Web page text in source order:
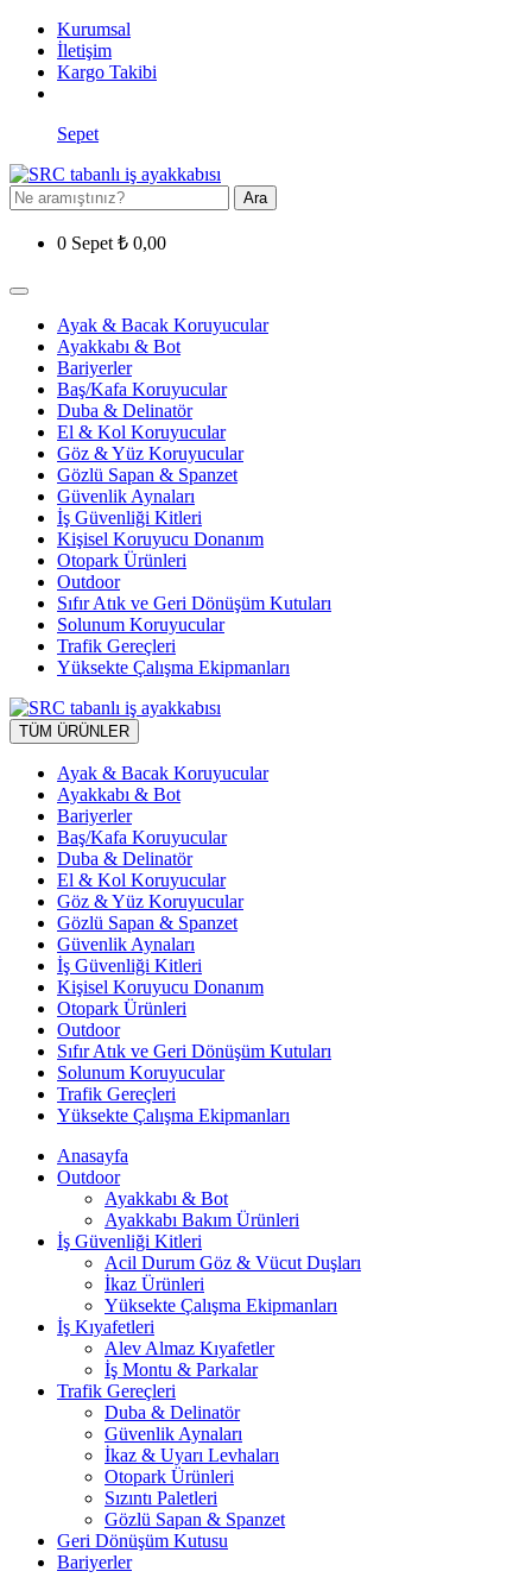
Kurumsal
İletişim
Kargo Takibi
Sepet
Ara
0 Sepet ₺ 0,00
Ayak & Bacak Koruyucular
Ayakkabı & Bot
Bariyerler
Baş/Kafa Koruyucular
Duba & Delinatör
El & Kol Koruyucular
Göz & Yüz Koruyucular
Gözlü Sapan & Spanzet
Güvenlik Aynaları
İş Güvenliği Kitleri
Kişisel Koruyucu Donanım
Otopark Ürünleri
Outdoor
Sıfır Atık ve Geri Dönüşüm Kutuları
Solunum Koruyucular
Trafik Gereçleri
Yüksekte Çalışma Ekipmanları
TÜM ÜRÜNLER
Ayak & Bacak Koruyucular
Ayakkabı & Bot
Bariyerler
Baş/Kafa Koruyucular
Duba & Delinatör
El & Kol Koruyucular
Göz & Yüz Koruyucular
Gözlü Sapan & Spanzet
Güvenlik Aynaları
İş Güvenliği Kitleri
Kişisel Koruyucu Donanım
Otopark Ürünleri
Outdoor
Sıfır Atık ve Geri Dönüşüm Kutuları
Solunum Koruyucular
Trafik Gereçleri
Yüksekte Çalışma Ekipmanları
Anasayfa
Outdoor
Ayakkabı & Bot
Ayakkabı Bakım Ürünleri
İş Güvenliği Kitleri
Acil Durum Göz & Vücut Duşları
İkaz Ürünleri
Yüksekte Çalışma Ekipmanları
İş Kıyafetleri
Alev Almaz Kıyafetler
İş Montu & Parkalar
Trafik Gereçleri
Duba & Delinatör
Güvenlik Aynaları
İkaz & Uyarı Levhaları
Otopark Ürünleri
Sızıntı Paletleri
Gözlü Sapan & Spanzet
Geri Dönüşüm Kutusu
Bariyerler